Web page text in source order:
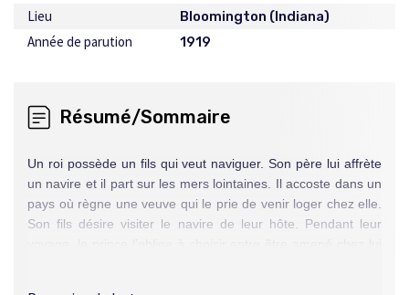
Lieu Bloomington (Indiana)
Année de parution 1919
Résumé/Sommaire
Un roi possède un fils qui veut naviguer. Son père lui affrète
un navire et il part sur les mers lointaines. Il accoste dans un
pays où règne une veuve qui le prie de venir loger chez elle.
Son fils désire visiter le navire de leur hôte. Pendant leur